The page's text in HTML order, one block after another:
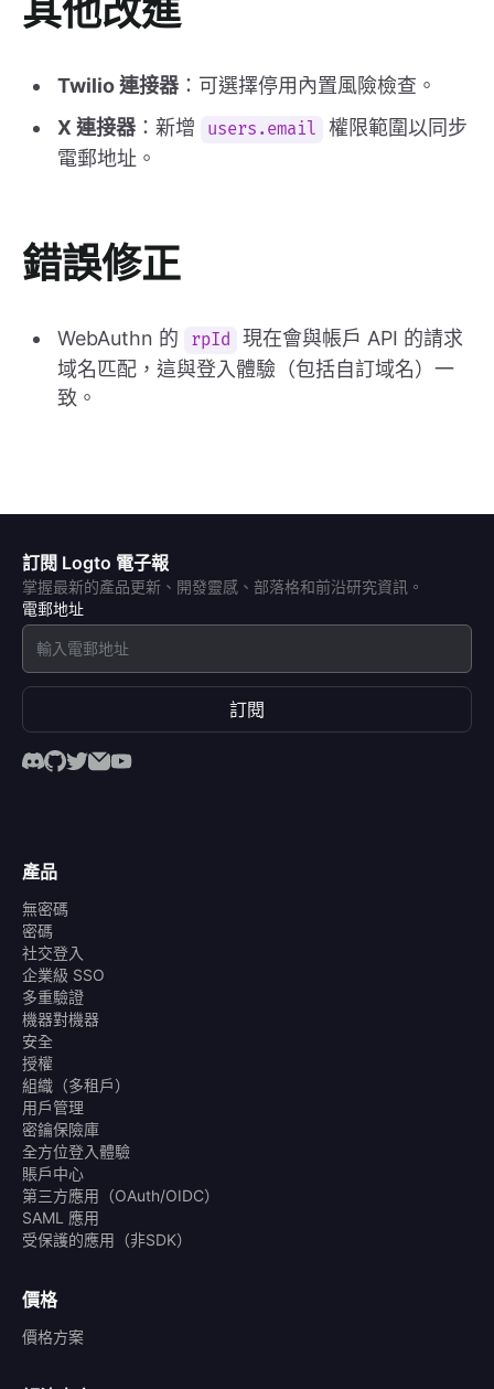
其他改進
Twilio 連接器 ：可選擇停用內置風險檢查。
X 連接器 ：新增 users.email
權限範圍以同步
電郵地址。
錯誤修正
WebAuthn 的 rpId
現在會與帳戶 API 的請求
域名匹配，這與登入體驗（包括自訂域名）一
致。
訂閱 Logto 電子報
掌握最新的產品更新、開發靈感、部落格和前沿研究資訊。
電郵地址
訂閱
產品
無密碼
密碼
社交登入
企業級 SSO
多重驗證
機器對機器
安全
授權
組織（多租戶）
用戶管理
密鑰保險庫
全方位登入體驗
賬戶中心
第三方應用（OAuth/OIDC）
SAML 應用
受保護的應用（非SDK）
價格
價格方案